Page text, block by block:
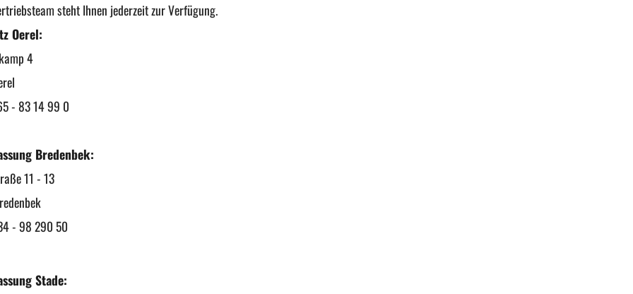
steht Ihnen jederzeit zur Verfügung.
Oerel:
4
- 83 14 99 0
Bredenbek:
11 - 13
- 98 290 50
Stade: